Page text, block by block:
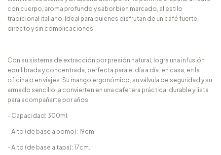
con cuerpo, aroma profundo y sabor bien marcado, al estilo
tradicional italiano. Ideal para quienes disfrutan de un café fuerte,
directo y sin complicaciones.
Con su sistema de extracción por presión natural, logra una infusión
equilibrada y concentrada, perfecta para el día a día: en casa, en la
oficina o en viajes. Su mango ergonómico, su válvula de seguridad y su
armado sencillo la convierten en una cafetera práctica, durable y lista
para acompañarte por años.
- Capacidad: 300ml.
- Alto (de base a pomo): 19cm.
- Alto (de base a tapa): 17cm.